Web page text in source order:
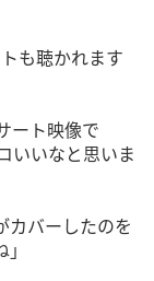
も聴かれます
ート映像で
いいなと思いま
カバーしたのを